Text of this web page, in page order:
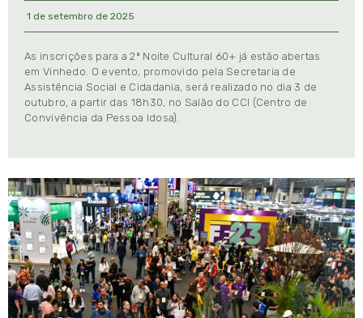
1 de setembro de 2025
As inscrições para a 2ª Noite Cultural 60+ já estão abertas
em Vinhedo. O evento, promovido pela Secretaria de
Assistência Social e Cidadania, será realizado no dia 3 de
outubro, a partir das 18h30, no Salão do CCI (Centro de
Convivência da Pessoa Idosa).